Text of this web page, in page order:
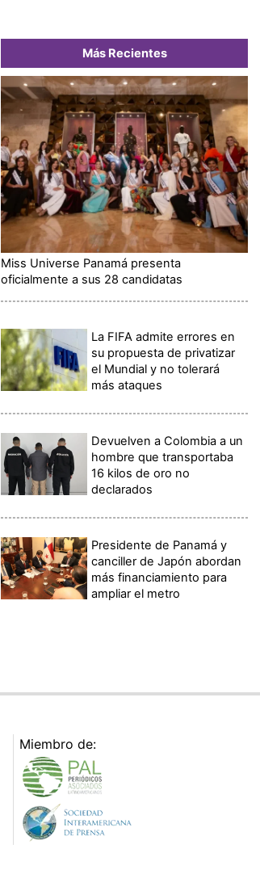
Más Recientes
Miss Universe Panamá presenta
oficialmente a sus 28 candidatas
La FIFA admite errores en
su propuesta de privatizar
el Mundial y no tolerará
más ataques
Devuelven a Colombia a un
hombre que transportaba
16 kilos de oro no
declarados
Presidente de Panamá y
canciller de Japón abordan
más financiamiento para
ampliar el metro
Miembro de: